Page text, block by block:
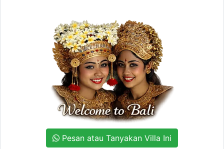
Pesan atau Tanyakan Villa Ini